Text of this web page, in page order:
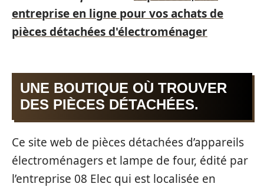
entreprise en ligne pour vos achats de
pièces détachées d'électroménager
UNE BOUTIQUE OÙ TROUVER
DES PIÈCES DÉTACHÉES.
Ce site web de pièces détachées d’appareils
électroménagers et lampe de four, édité par
l’entreprise 08 Elec qui est localisée en